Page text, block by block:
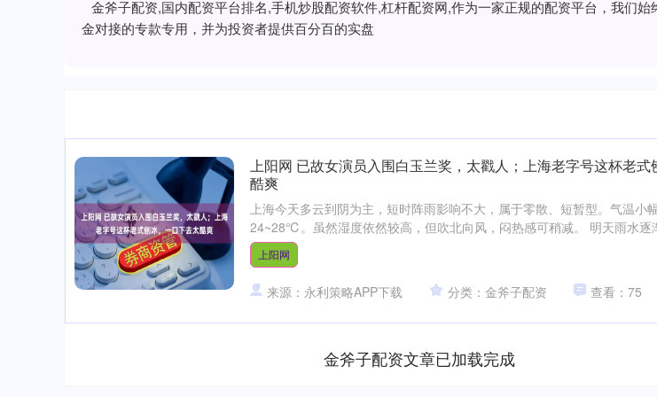
金斧子配资,国内配资平台排名,手机炒股配资软件,杠杆配资网,作为一家正规的配资平台，我们
金对接的专款专用，并为投资者提供百分百的实盘
上阳网 已故女演员入围白玉兰奖，太戳人；上海老字号这杯老式
酷爽
上海今天多云到阴为主，短时阵雨影响不大，属于零散、短暂型。气温小
24~28℃。虽然湿度依然较高，但吹北向风，闷热感可稍减。 明天雨水逐
上阳网
来源：永利策略APP下载 分类：金斧子配资 查看：75
金斧子配资文章已加载完成